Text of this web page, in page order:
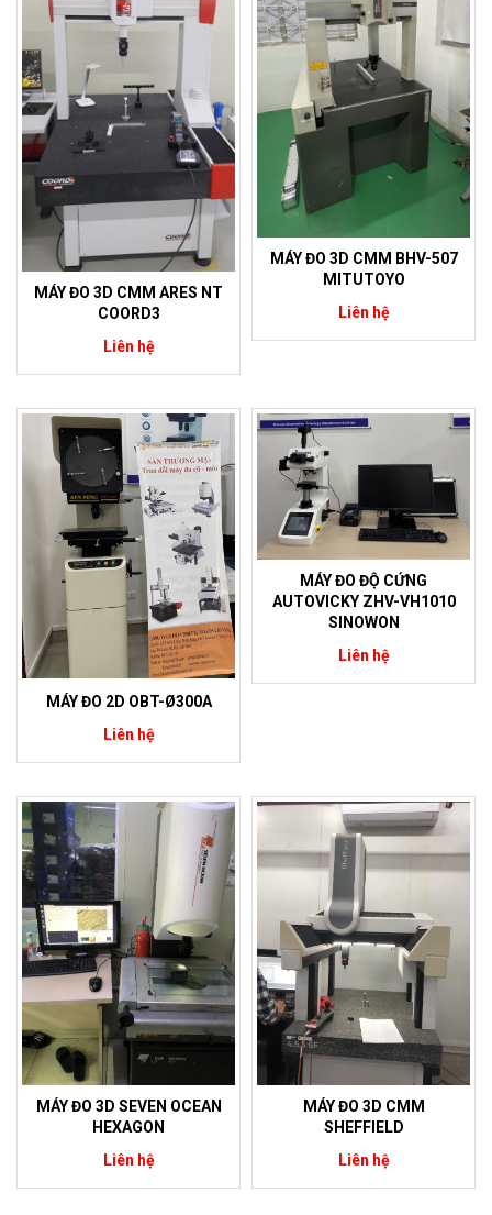
MÁY ĐO 3D CMM ARES NT
COORD3
Liên hệ
MÁY ĐO 3D CMM BHV-507
MITUTOYO
Liên hệ
MÁY ĐO 2D OBT-Ø300A
Liên hệ
MÁY ĐO ĐỘ CỨNG
AUTOVICKY ZHV-VH1010
SINOWON
Liên hệ
MÁY ĐO 3D SEVEN OCEAN
HEXAGON
Liên hệ
MÁY ĐO 3D CMM
SHEFFIELD
Liên hệ